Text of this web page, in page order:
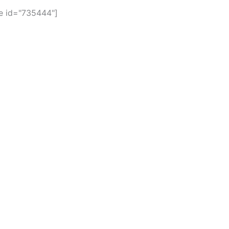
id="735444"]